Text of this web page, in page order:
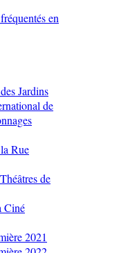
en
Jardins
de
Rue
de
Ciné
2021